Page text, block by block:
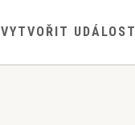
VYTVOŘIT UDÁLOST